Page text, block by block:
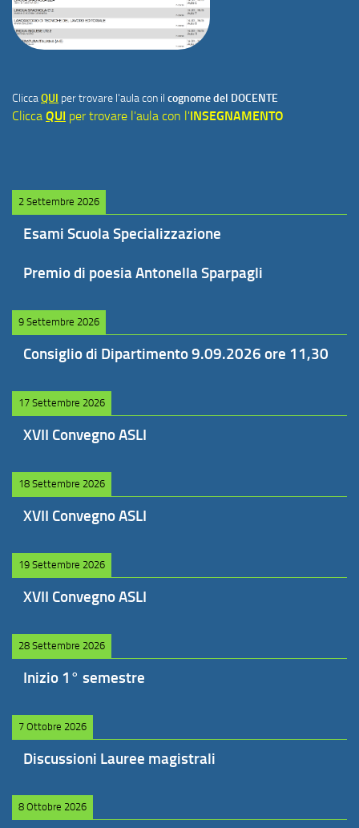
CliccaQUI per trovare l'aula con il cognome del DOCENTE
Clicca QUI per trovare l'aula con l'INSEGNAMENTO
2 Settembre 2026
Esami Scuola Specializzazione
Premio di poesia Antonella Sparpagli
9 Settembre 2026
Consiglio di Dipartimento 9.09.2026 ore 11,30
17 Settembre 2026
XVII Convegno ASLI
18 Settembre 2026
XVII Convegno ASLI
19 Settembre 2026
XVII Convegno ASLI
28 Settembre 2026
Inizio 1° semestre
7 Ottobre 2026
Discussioni Lauree magistrali
8 Ottobre 2026